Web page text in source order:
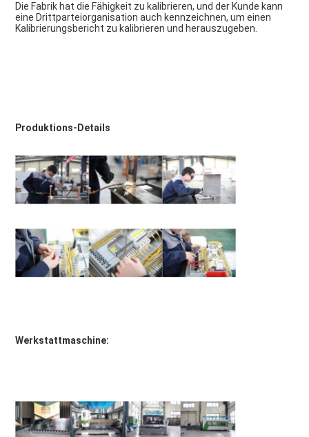
Die Fabrik hat die Fähigkeit zu kalibrieren, und der Kunde kann
eine Drittparteiorganisation auch kennzeichnen, um einen
Kalibrierungsbericht zu kalibrieren und herauszugeben.
Produktions-Details
Werkstattmaschine: